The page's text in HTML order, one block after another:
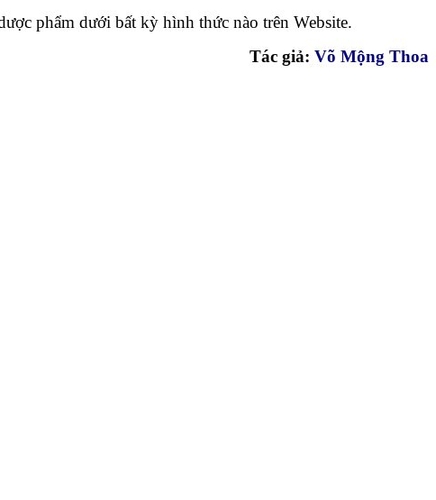
phẩm dưới bất kỳ hình thức nào trên Website.
Tác giả: Võ Mộng Thoa